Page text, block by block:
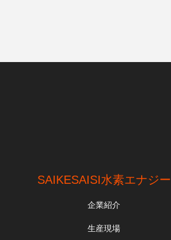
SAIKESAISI水素エナジー
企業紹介
生産現場